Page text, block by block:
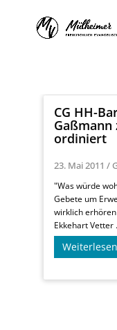
CG HH-
ordiniert
23. Mai 2011 /
"Was würde
Gebete um
wirklich
Ekkehart Vetter